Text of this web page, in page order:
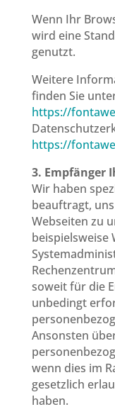
Wenn Ihr
wird eine
genutzt.
Weitere
finden Sie
https://
https://
3. Empfänger
Wir haben
beauftragt,
Webseiten zu
beispielsweise
soweit für die
unbedingt
Ansonsten
wenn dies im
gesetzlich
haben.